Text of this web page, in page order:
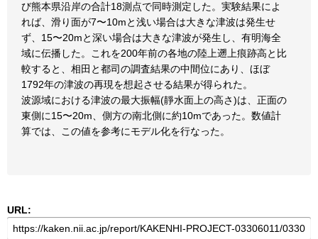
び熊本県沿岸の合計18測点で同時測定した。実験結果によ
れば、滑り面が7〜10mと浅い場合は大きな津波は発生せ
ず、15〜20mと深い場合は大きな津波が発生し、有明海全
域に伝播した。これを200年前の各地の陸上遡上痕跡高と比
較すると、相田と都司の調査結果の中間位にあり、ほぼ
1792年の津波の再現を想起させる結果が得られた。
波源域における津波の最大振幅(靜水面上の高さ)は、正面の
東側に15〜20m、側方の南北側に約10mであった。数値計
算では、この値を参考にモデル化を行なった。
URL: